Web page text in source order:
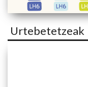
Urtebetetzeak